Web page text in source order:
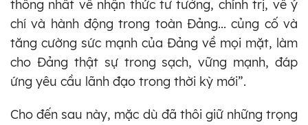
thống nhất về nhận thức tư tưởng, chính trị, về ý
chí và hành động trong toàn Đảng... củng cố và
tăng cường sức mạnh của Đảng về mọi mặt, làm
cho Đảng thật sự trong sạch, vững mạnh, đáp
ứng yêu cầu lãnh đạo trong thời kỳ mới”.
Cho đến sau này, mặc dù đã thôi giữ những trọng